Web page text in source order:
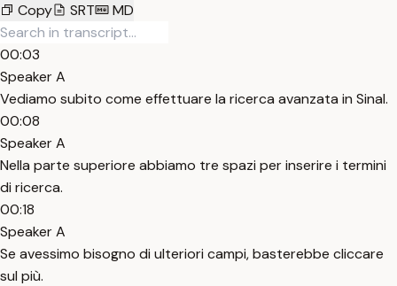
Copy
SRT MD
00:03
Speaker A
Vediamo subito come effettuare la ricerca avanzata in Sinal.
00:08
Speaker A
Nella parte superiore abbiamo tre spazi per inserire i termini
di ricerca.
00:18
Speaker A
Se avessimo bisogno di ulteriori campi, basterebbe cliccare
sul più.